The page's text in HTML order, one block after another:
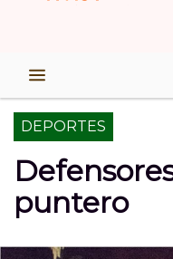
DEPORTES
puntero